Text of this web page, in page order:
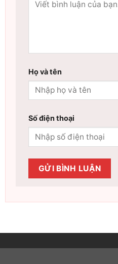
Họ và tên
Số điện thoại